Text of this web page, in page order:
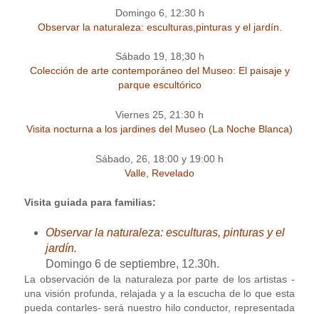
Domingo 6, 12:30 h
Observar la naturaleza: esculturas,pinturas y el jardín.
Sábado 19, 18;30 h
Colección de arte contemporáneo del Museo: El paisaje y
parque escultórico
Viernes 25, 21:30 h
Visita nocturna a los jardines del Museo (La Noche Blanca)
Sábado, 26, 18:00 y 19:00 h
Valle, Revelado
Visita guiada para familias:
Observar la naturaleza: esculturas, pinturas y el
jardín.
Domingo 6 de septiembre, 12.30h.
La observación de la naturaleza por parte de los artistas -
una visión profunda, relajada y a la escucha de lo que esta
pueda contarles- será nuestro hilo conductor, representada